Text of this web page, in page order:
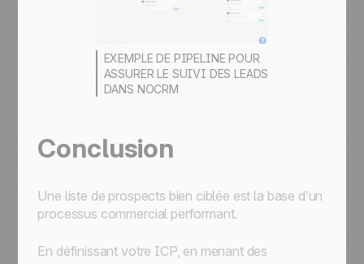
EXEMPLE DE PIPELINE POUR
ASSURER LE SUIVI DES LEADS
DANS NOCRM
Conclusion
Une liste de prospects bien ciblée est la base d’un
processus commercial performant.
En définissant votre ICP, en menant des